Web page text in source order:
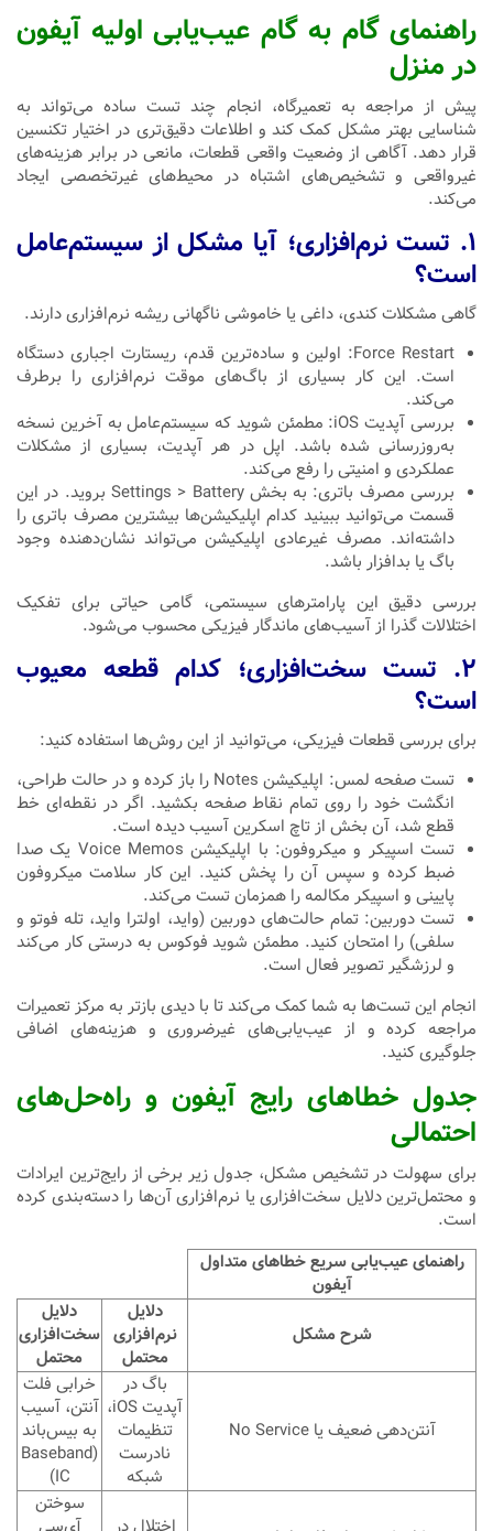
راهنمای گام به گام عیب‌یابی اولیه آیفون
در منزل
پیش از مراجعه به تعمیرگاه، انجام چند تست ساده می‌تواند به
شناسایی بهتر مشکل کمک کند و اطلاعات دقیق‌تری در اختیار تکنسین
قرار دهد. آگاهی از وضعیت واقعی قطعات، مانعی در برابر هزینه‌های
غیرواقعی و تشخیص‌های اشتباه در محیط‌های غیرتخصصی ایجاد
می‌کند.
۱. تست نرم‌افزاری؛ آیا مشکل از سیستم‌عامل
است؟
گاهی مشکلات کندی، داغی یا خاموشی ناگهانی ریشه نرم‌افزاری دارند.
Force Restart: اولین و ساده‌ترین قدم، ریستارت اجباری دستگاه
است. این کار بسیاری از باگ‌های موقت نرم‌افزاری را برطرف
می‌کند.
بررسی آپدیت iOS: مطمئن شوید که سیستم‌عامل به آخرین نسخه
به‌روزرسانی شده باشد. اپل در هر آپدیت، بسیاری از مشکلات
عملکردی و امنیتی را رفع می‌کند.
بررسی مصرف باتری: به بخش Settings > Battery بروید. در این
قسمت می‌توانید ببینید کدام اپلیکیشن‌ها بیشترین مصرف باتری را
داشته‌اند. مصرف غیرعادی اپلیکیشن می‌تواند نشان‌دهنده وجود
باگ یا بدافزار باشد.
بررسی دقیق این پارامترهای سیستمی، گامی حیاتی برای تفکیک
اختلالات گذرا از آسیب‌های ماندگار فیزیکی محسوب می‌شود.
۲. تست سخت‌افزاری؛ کدام قطعه معیوب
است؟
برای بررسی قطعات فیزیکی، می‌توانید از این روش‌ها استفاده کنید:
تست صفحه لمس: اپلیکیشن Notes را باز کرده و در حالت طراحی،
انگشت خود را روی تمام نقاط صفحه بکشید. اگر در نقطه‌ای خط
قطع شد، آن بخش از تاچ اسکرین آسیب دیده است.
تست اسپیکر و میکروفون: با اپلیکیشن Voice Memos یک صدا
ضبط کرده و سپس آن را پخش کنید. این کار سلامت میکروفون
پایینی و اسپیکر مکالمه را همزمان تست می‌کند.
تست دوربین: تمام حالت‌های دوربین (واید، اولترا واید، تله فوتو و
سلفی) را امتحان کنید. مطمئن شوید فوکوس به درستی کار می‌کند
و لرزشگیر تصویر فعال است.
انجام این تست‌ها به شما کمک می‌کند تا با دیدی بازتر به مرکز تعمیرات
مراجعه کرده و از عیب‌یابی‌های غیرضروری و هزینه‌های اضافی
جلوگیری کنید.
جدول خطاهای رایج آیفون و راه‌حل‌های
احتمالی
برای سهولت در تشخیص مشکل، جدول زیر برخی از رایج‌ترین ایرادات
و محتمل‌ترین دلایل سخت‌افزاری یا نرم‌افزاری آن‌ها را دسته‌بندی کرده
است.
راهنمای عیب‌یابی سریع خطاهای متداول
آیفون
شرح مشکل
دلایل
نرم‌افزاری
محتمل
دلایل
سخت‌افزاری
محتمل
آنتن‌دهی ضعیف یا No Service
باگ در
آپدیت iOS،
تنظیمات
نادرست
شبکه
خرابی فلت
آنتن، آسیب
به بیس‌باند
(Baseband
IC)
سوختن